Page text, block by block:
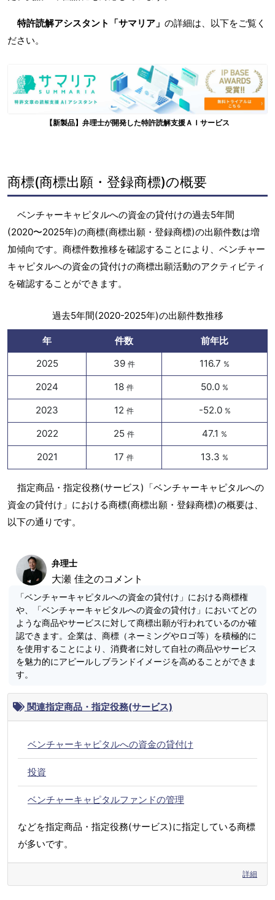
特許読解アシスタント「サマリア」 の詳細は、以下をご覧く
ださい。
【新製品】弁理士が開発した特許読解支援ＡＩサービス
商標(商標出願・登録商標)の概要
ベンチャーキャピタルへの資金の貸付けの過去5年間
(2020〜2025年)の商標(商標出願・登録商標)の出願件数は増
加傾向です。商標件数推移を確認することにより、ベンチャー
キャピタルへの資金の貸付けの商標出願活動のアクティビティ
を確認することができます。
過去5年間(2020-2025年)の出願件数推移
年 件数
前年比
2025
39 件 116.7 %
2024 18 件 50.0 %
2023 12 件 -52.0 %
2022 25 件 47.1 %
2021 17 件 13.3 %
指定商品・指定役務(サービス)「ベンチャーキャピタルへの
資金の貸付け」における商標(商標出願・登録商標)の概要は、
以下の通りです。
弁理士
大瀬 佳之のコメント
「ベンチャーキャピタルへの資金の貸付け」における商標権
や、「ベンチャーキャピタルへの資金の貸付け」においてどの
ような商品やサービスに対して商標出願が行われているのか確
認できます。企業は、商標（ネーミングやロゴ等）を積極的に
を使用することにより、消費者に対して自社の商品やサービス
を魅力的にアピールしブランドイメージを高めることができま
す。
関連指定商品・指定役務(サービス)
ベンチャーキャピタルへの資金の貸付け
投資
ベンチャーキャピタルファンドの管理
などを指定商品・指定役務(サービス)に指定している商標
が多いです。
詳細